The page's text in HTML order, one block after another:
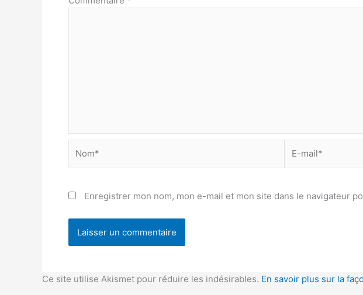
mail*
Enregistrer mon nom, mon e-mail et mon site dans le navigateur
Ce site utilise Akismet pour réduire les indésirables. En savoir plus sur la